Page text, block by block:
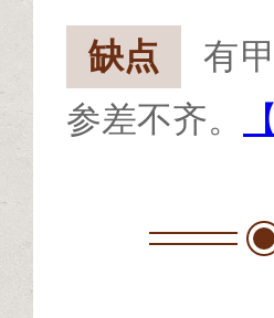
缺点
有
参差不齐。